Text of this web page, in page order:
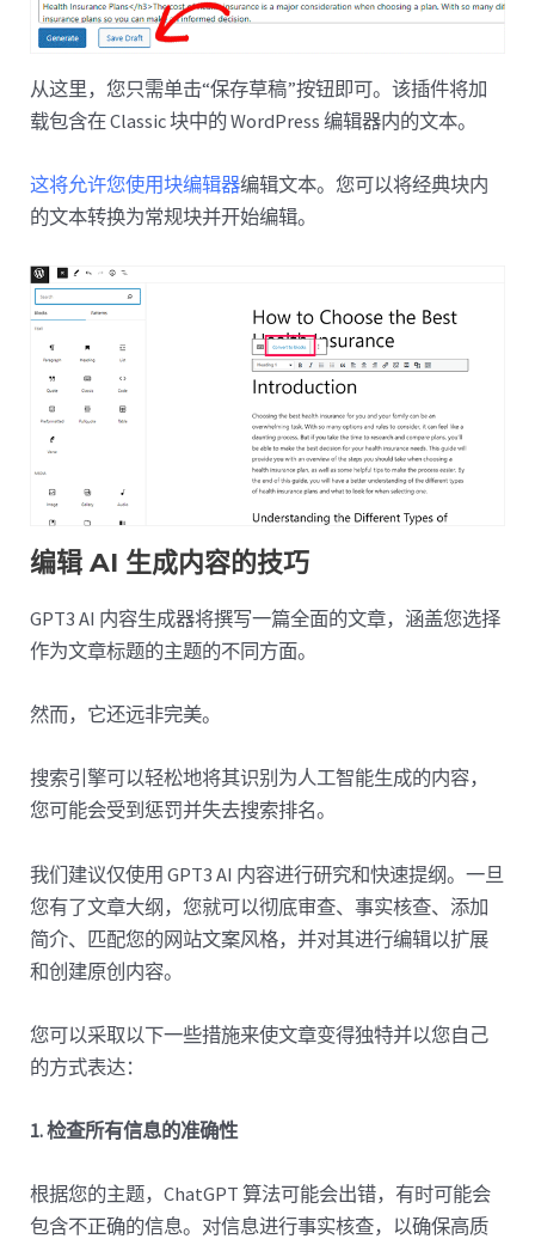
从这里，您只需单击“保存草稿”按钮即可。该插件将加
载包含在 Classic 块中的 WordPress 编辑器内的文本。
这将允许您使用块编辑器编辑文本。您可以将经典块内
的文本转换为常规块并开始编辑。
编辑 AI 生成内容的技巧
GPT3 AI 内容生成器将撰写一篇全面的文章，涵盖您选择
作为文章标题的主题的不同方面。
然而，它还远非完美。
搜索引擎可以轻松地将其识别为人工智能生成的内容，
您可能会受到惩罚并失去搜索排名。
我们建议仅使用 GPT3 AI 内容进行研究和快速提纲。一旦
您有了文章大纲，您就可以彻底审查、事实核查、添加
简介、匹配您的网站文案风格，并对其进行编辑以扩展
和创建原创内容。
您可以采取以下一些措施来使文章变得独特并以您自己
的方式表达：
1. 检查所有信息的准确性
根据您的主题，ChatGPT 算法可能会出错，有时可能会
包含不正确的信息。对信息进行事实核查，以确保高质